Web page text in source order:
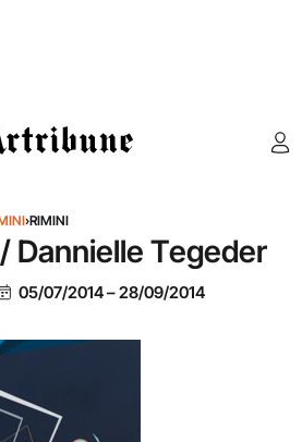
›RIMINI
Dannielle Tegeder
05/07/2014–28/09/2014